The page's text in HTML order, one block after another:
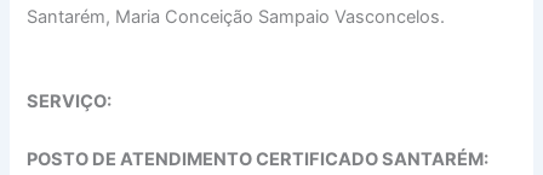
Santarém, Maria Conceição Sampaio Vasconcelos.
SERVIÇO:
POSTO DE ATENDIMENTO CERTIFICADO SANTARÉM: